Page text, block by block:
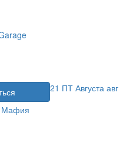
21 ПТ Августа авг